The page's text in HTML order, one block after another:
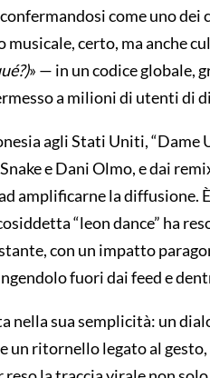
come uno
certo, ma anche
» — in un codice globale,
a milioni di utenti di
agli Stati Uniti,
e Dani Olmo, e dai
amplificarne la diffusione.
“leon dance” ha
con un impatto
fuori dai feed e
nella sua semplicità: un
un ritornello legato al gesto,